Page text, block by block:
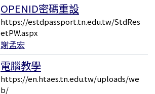
OPENID密碼重設
https://estdpassport.tn.edu.tw/StdRes
etPW.aspx
謝孟宏
電腦教學
https://en.htaes.tn.edu.tw/uploads/we
b/